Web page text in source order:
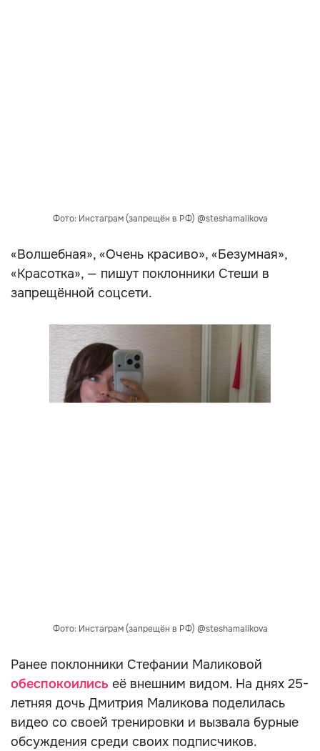
Фото: Инстаграм (запрещён в РФ) @steshamalikova
«Волшебная», «Очень красиво», «Безумная»,
«Красотка», — пишут поклонники Стеши в
запрещённой соцсети.
Фото: Инстаграм (запрещён в РФ) @steshamalikova
Ранее поклонники Стефании Маликовой
обеспокоились её внешним видом. На днях 25-
летняя дочь Дмитрия Маликова поделилась
видео со своей тренировки и вызвала бурные
обсуждения среди своих подписчиков.